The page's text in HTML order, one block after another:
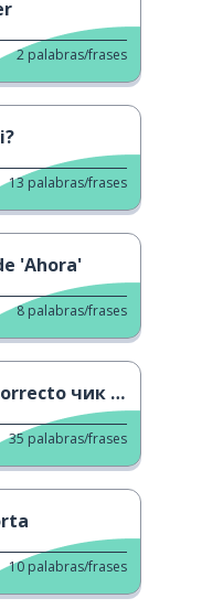
2 palabras/frases
13 palabras/frases
'Ahora'
8 palabras/frases
чик o щик.
35 palabras/frases
10 palabras/frases